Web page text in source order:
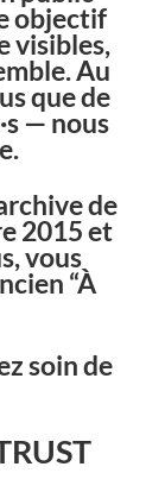
objectif
visibles,
Au
que de
— nous
de
2015 et
vous
“À
soin de